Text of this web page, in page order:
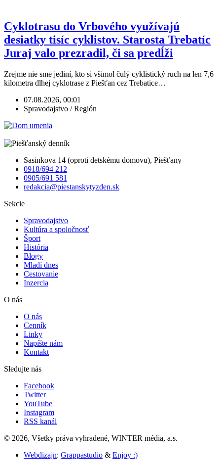
Cyklotrasu do Vrbového využívajú
desiatky tisíc cyklistov. Starosta Trebatíc
Juraj valo prezradil, či sa predĺži
Zrejme nie sme jediní, kto si všimol čulý cyklistický ruch na len 7,6
kilometra dlhej cyklotrase z Piešťan cez Trebatice…
07.08.2026, 00:01
Spravodajstvo / Región
Sasinkova 14 (oproti detskému domovu), Piešťany
0918/694 212
0905/691 581
redakcia@piestanskytyzden.sk
Sekcie
Spravodajstvo
Kultúra a spoločnosť
Šport
História
Blogy
Mladí dnes
Cestovanie
Inzercia
O nás
O nás
Cenník
Linky
Napíšte nám
Kontakt
Sledujte nás
Facebook
Twitter
YouTube
Instagram
RSS kanál
© 2026, Všetky práva vyhradené, WINTER média, a.s.
Webdizajn: Grappastudio & Enjoy :)